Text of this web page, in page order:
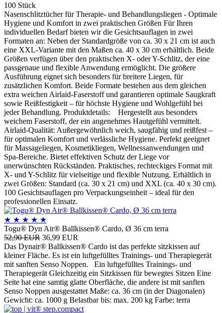
100 Stück
Nasenschlitztücher für Therapie- und Behandlungsliegen - Optimale
Hygiene und Komfort in zwei praktischen Größen Für Ihren
individuellen Bedarf bieten wir die Gesichtsauflagen in zwei
Formaten an: Neben der Standardgröße von ca. 30 x 21 cm ist auch
eine XXL-Variante mit den Maßen ca. 40 x 30 cm erhältlich. Beide
Größen verfügen über den praktischen X- oder Y-Schlitz, der eine
passgenaue und flexible Anwendung ermöglicht. Die größere
Ausführung eignet sich besonders für breitere Liegen, für
zusätzlichen Komfort. Beide Formate bestehen aus dem gleichen
extra weichen Airlaid-Faserstoff und garantieren optimale Saugkraft
sowie Reißfestigkeit – für höchste Hygiene und Wohlgefühl bei
jeder Behandlung. Produktdetails: Hergestellt aus besonders
weichem Faserstoff, der ein angenehmes Hautgefühl vermittelt.
Airlaid-Qualität: Außergewöhnlich weich, saugfähig und reißfest –
für optimalen Komfort und verlässliche Hygiene. Perfekt geeignet
für Massageliegen, Kosmetikliegen, Wellnessanwendungen und
Spa-Bereiche. Bietet effektiven Schutz der Liege vor
unerwünschten Rückständen. Praktisches, rechteckiges Format mit
X- und Y-Schlitz für vielseitige und flexible Nutzung. Erhältlich in
zwei Größen: Standard (ca. 30 x 21 cm) und XXL (ca. 40 x 30 cm).
100 Gesichtsauflagen pro Verpackungseinheit – ideal für den
professionellen Einsatz.
★ ★ ★ ★ ★
Togu® Dyn Air® Ballkissen® Cardo, Ø 36 cm terra
52,90 EUR 36,99 EUR
Das Dynair® Ballkissen® Cardo ist das perfekte sitzkissen auf
kleiner Fläche. Es ist ein luftgefülltes Trainings- und Therapiegerät
mit sanften Senso Noppen. Ein luftgefülltes Trainings- und
Therapiegerät Gleichzeitig ein Sitzkissen für bewegtes Sitzen Eine
Seite hat eine samtig glatte Oberfläche, die andere ist mit sanften
Senso Noppen ausgestattet Maße: ca. 36 cm (in der Diagonalen)
Gewicht: ca. 1000 g Belastbar bis: max. 200 kg Farbe: terra